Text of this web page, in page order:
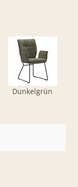
Dunkelgrün